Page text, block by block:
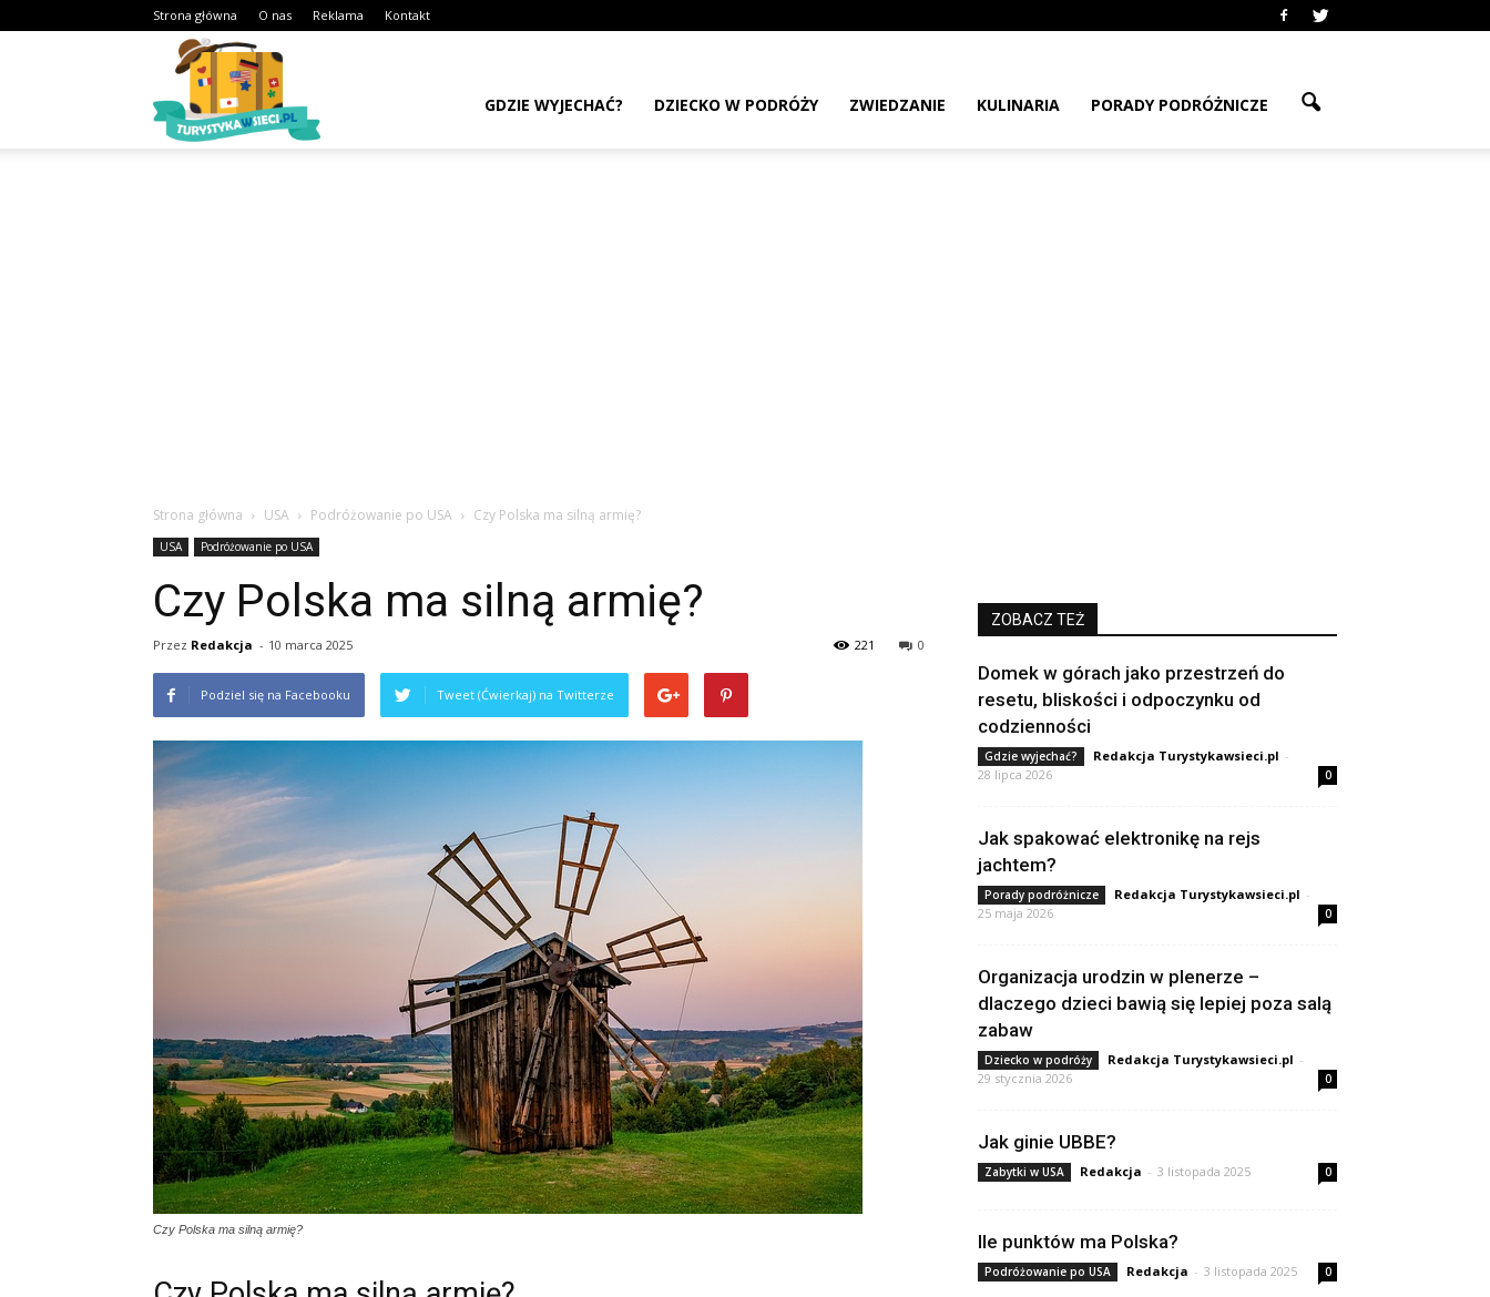
Strona główna O nas Reklama Kontakt
GDZIE WYJECHAĆ? DZIECKO W PODRÓŻY ZWIEDZANIE KULINARIA PORADY PODRÓŻNICZE
Strona główna USA Podróżowanie po USA Czy Polska ma silną armię?
USA Podróżowanie po USA
Czy Polska ma silną armię?
Przez Redakcja - 10 marca 2025 0
221
Podziel się na Facebooku Tweet (Ćwierkaj) na Twitterze
Czy Polska ma silną armię?
ZOBACZ TEŻ
Domek w górach jako przestrzeń do
resetu, bliskości i odpoczynku od
codzienności
Gdzie wyjechać? Redakcja Turystykawsieci.pl -
28 lipca 2026
0
Jak spakować elektronikę na rejs
jachtem?
Porady podróżnicze Redakcja Turystykawsieci.pl -
25 maja 2026
0
Organizacja urodzin w plenerze –
dlaczego dzieci bawią się lepiej poza salą
zabaw
Dziecko w podróży Redakcja Turystykawsieci.pl -
29 stycznia 2026
0
Jak ginie UBBE?
Zabytki w USA Redakcja - 3 listopada 2025 0
Ile punktów ma Polska?
Podróżowanie po USA Redakcja - 3 listopada 2025 0